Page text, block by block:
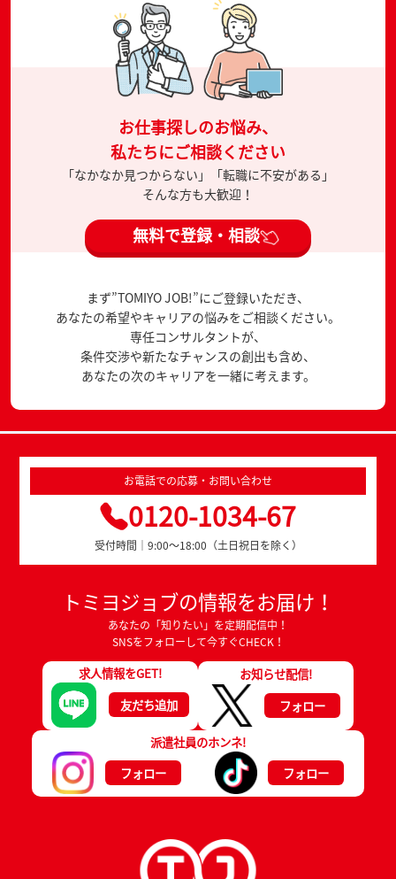
お仕事探しのお悩み、
私たちにご相談ください
「なかなか見つからない」「転職に不安がある」
そんな方も大歓迎！
無料で登録・相談
まず”TOMIYO JOB!”にご登録いただき、
あなたの希望やキャリアの悩みをご相談ください。
専任コンサルタントが、
条件交渉や新たなチャンスの創出も含め、
あなたの次のキャリアを一緒に考えます。
お電話での応募・お問い合わせ
0120-1034-67
受付時間｜9:00～18:00（土日祝日を除く）
トミヨジョブの情報をお届け！
あなたの「知りたい」を定期配信中！
SNSをフォローして今すぐCHECK！
求人情報をGET!
友だち追加
お知らせ配信!
フォロー
派遣社員のホンネ!
フォロー
フォロー